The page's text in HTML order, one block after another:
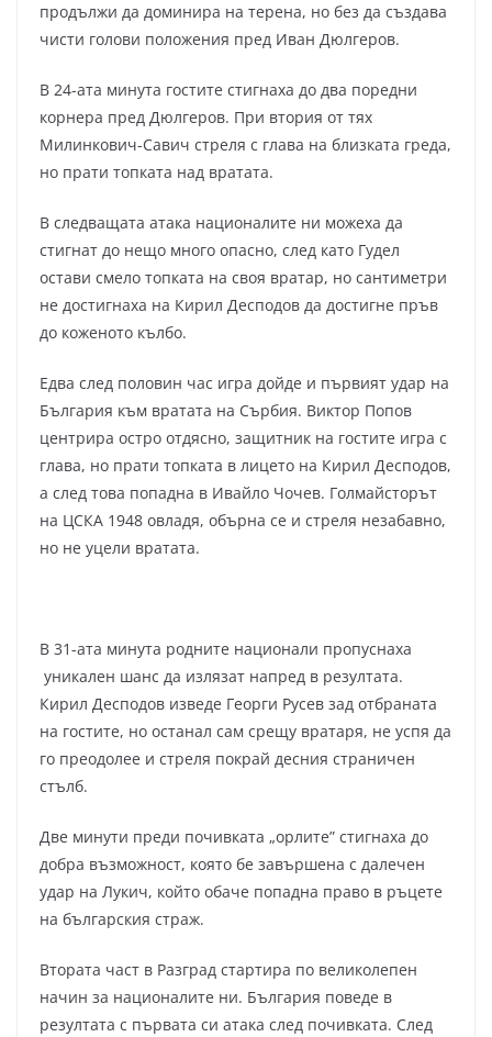
продължи да доминира на терена, но без да създава
чисти голови положения пред Иван Дюлгеров.
В 24-ата минута гостите стигнаха до два поредни
корнера пред Дюлгеров. При втория от тях
Милинкович-Савич стреля с глава на близката греда,
но прати топката над вратата.
В следващата атака националите ни можеха да
стигнат до нещо много опасно, след като Гудел
остави смело топката на своя вратар, но сантиметри
не достигнаха на Кирил Десподов да достигне пръв
до коженото кълбо.
Едва след половин час игра дойде и първият удар на
България към вратата на Сърбия. Виктор Попов
центрира остро отдясно, защитник на гостите игра с
глава, но прати топката в лицето на Кирил Десподов,
а след това попадна в Ивайло Чочев. Голмайсторът
на ЦСКА 1948 овладя, обърна се и стреля незабавно,
но не уцели вратата.
В 31-ата минута родните национали пропуснаха
уникален шанс да излязат напред в резултата.
Кирил Десподов изведе Георги Русев зад отбраната
на гостите, но останал сам срещу вратаря, не успя да
го преодолее и стреля покрай десния страничен
стълб.
Две минути преди почивката „орлите” стигнаха до
добра възможност, която бе завършена с далечен
удар на Лукич, който обаче попадна право в ръцете
на българския страж.
Втората част в Разград стартира по великолепен
начин за националите ни. България поведе в
резултата с първата си атака след почивката. След